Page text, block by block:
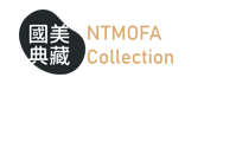
跳到中間主要內容區
網站導覽
:::